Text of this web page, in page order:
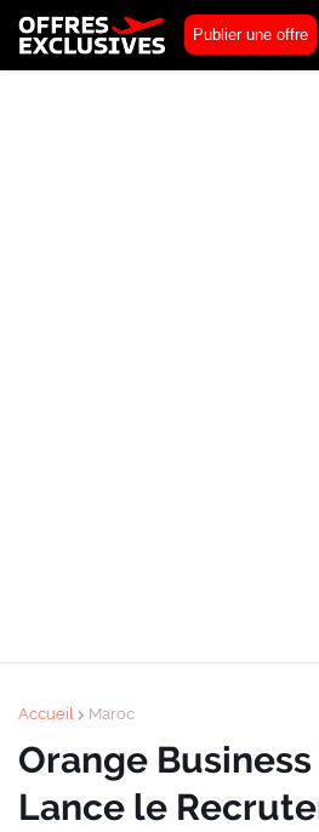
Publier une offre
Accueil Maroc
Orange
Lance le